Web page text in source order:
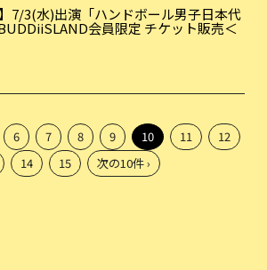
7/3(水)出演「ハンドボール男子日本代
会員限定 チケット販売＜
6 7 8 9 10 11
12
14 15 次の10件 ›